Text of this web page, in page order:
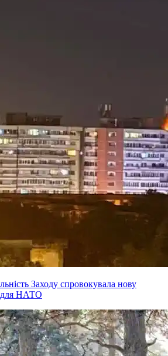
Заходу спровокувала нову
для НАТО